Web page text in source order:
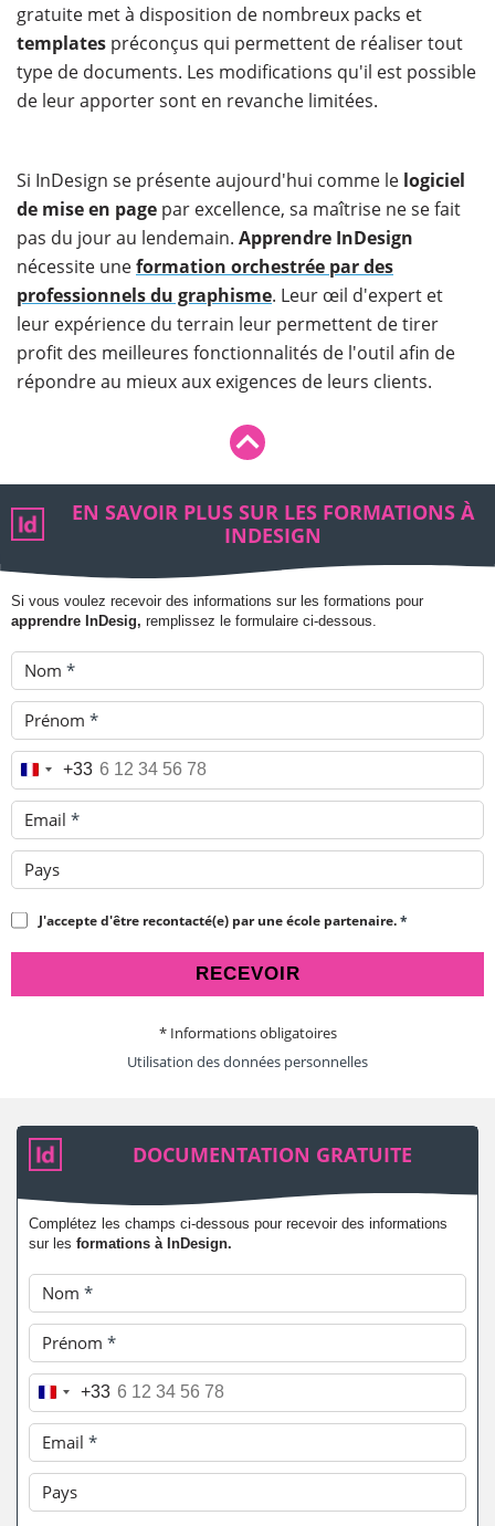
gratuite met à disposition de nombreux packs et
templates préconçus qui permettent de réaliser tout
type de documents. Les modifications qu'il est possible
de leur apporter sont en revanche limitées.
Si InDesign se présente aujourd'hui comme le logiciel
de mise en page par excellence, sa maîtrise ne se fait
pas du jour au lendemain. Apprendre InDesign
nécessite uneformation orchestrée par des
professionnels du graphisme. Leur œil d'expert et
leur expérience du terrain leur permettent de tirer
profit des meilleures fonctionnalités de l'outil afin de
répondre au mieux aux exigences de leurs clients.
EN SAVOIR PLUS SUR LES FORMATIONS À
INDESIGN
Si vous voulez recevoir des informations sur les formations pour
apprendre InDesig, remplissez le formulaire ci-dessous.
Nom *
Prénom *
Téléphone *
+33
Email *
Pays
J'accepte d'être recontacté(e) par une école partenaire.*
RECEVOIR
* Informations obligatoires
Utilisation des données personnelles
DOCUMENTATION GRATUITE
Complétez les champs ci-dessous pour recevoir des informations
sur les formations à InDesign.
Nom *
Prénom *
Téléphone *
+33
Email *
Pays